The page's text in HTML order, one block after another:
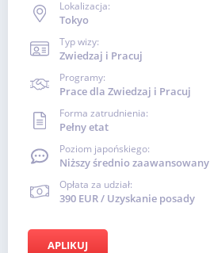
Lokalizacja:
Tokyo
Typ wizy:
Zwiedzaj i Pracuj
Programy:
Prace dla Zwiedzaj i Pracuj
Forma zatrudnienia:
Pełny etat
Poziom japońskiego:
Niższy średnio zaawansowany
Opłata za udział:
390 EUR / Uzyskanie posady
APLIKUJ